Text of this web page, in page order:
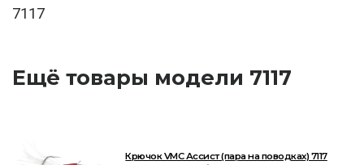
7117
Ещё товары модели 7117
Крючок VMC Ассист (пара на поводках) 7117